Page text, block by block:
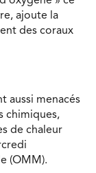
ajoute la
des coraux
aussi menacés
chimiques,
de chaleur
(OMM).